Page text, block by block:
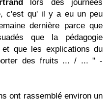
lors des journées
c'est qu' il y a eu un peu
dernière parce que
que la pédagogie
et que les explications du
des fruits ... / ... " -
ont rassemblé environ un